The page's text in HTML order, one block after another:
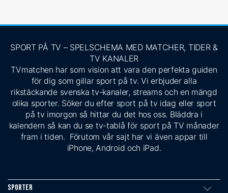
SPORT PÅ TV – SPELSCHEMA MED MATCHER, TIDER &
TV KANALER
TVmatchen har som vision att vara den perfekta guiden
för dig som gillar sport på tv. Vi erbjuder alla
rikstäckande svenska tv-kanaler, streams och en mängd
olika sporter. Söker du efter sport på tv idag eller sport
på tv imorgon så hittar du det hos oss. Bläddra i
kalendern så kan du se tv-tablå för sport på TV månader
fram i tiden. Förutom vår sajt har vi även appar till
iPhone, Android och iPad.
Sporter